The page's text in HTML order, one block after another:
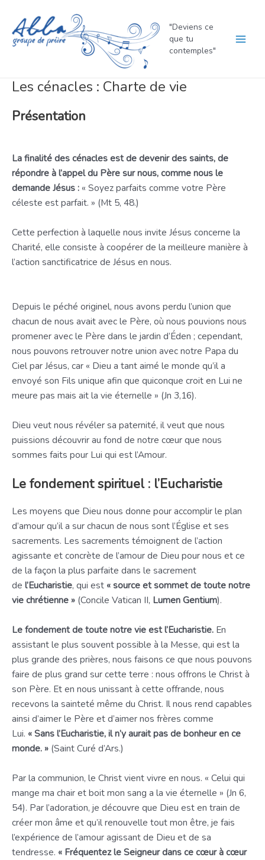
contenu
"Deviens ce
que tu
contemples"
Les cénacles : Charte de vie
Présentation
La finalité des cénacles est de devenir des saints, de
répondre à l’appel du Père sur nous, comme nous le
demande Jésus : « Soyez parfaits comme votre Père
céleste est parfait. » (Mt 5, 48.)
Cette perfection à laquelle nous invite Jésus concerne la
Charité, elle consiste à coopérer de la meilleure manière à
l’action sanctificatrice de Jésus en nous.
Depuis le péché originel, nous avons perdu l’union que
chacun de nous avait avec le Père, où nous pouvions nous
promener avec le Père dans le jardin d’Éden ; cependant,
nous pouvons retrouver notre union avec notre Papa du
Ciel par Jésus, car « Dieu a tant aimé le monde qu’il a
envoyé son Fils unique afin que quiconque croit en Lui ne
meure pas mais ait la vie éternelle » (Jn 3,16).
Dieu veut nous révéler sa paternité, il veut que nous
puissions découvrir au fond de notre cœur que nous
sommes faits pour Lui qui est l’Amour.
Le fondement spirituel : l’Eucharistie
Les moyens que Dieu nous donne pour accomplir le plan
d’amour qu’il a sur chacun de nous sont l’Église et ses
sacrements. Les sacrements témoignent de l’action
agissante et concrète de l’amour de Dieu pour nous et ce
de la façon la plus parfaite dans le sacrement
de l’Eucharistie, qui est « source et sommet de toute notre
vie chrétienne » (Concile Vatican II, Lumen Gentium).
Le fondement de toute notre vie est l’Eucharistie. En
assistant le plus souvent possible à la Messe, qui est la
plus grande des prières, nous faisons ce que nous pouvons
faire de plus grand sur cette terre : nous offrons le Christ à
son Père. Et en nous unissant à cette offrande, nous
recevons la sainteté même du Christ. Il nous rend capables
ainsi d’aimer le Père et d’aimer nos frères comme
Lui. « Sans l’Eucharistie, il n’y aurait pas de bonheur en ce
monde. » (Saint Curé d’Ars.)
Par la communion, le Christ vient vivre en nous. « Celui qui
mange ma chair et boit mon sang a la vie éternelle » (Jn 6,
54). Par l’adoration, je découvre que Dieu est en train de
créer mon âme et qu’il renouvelle tout mon être, je fais
l’expérience de l’amour agissant de Dieu et de sa
tendresse. « Fréquentez le Seigneur dans ce cœur à cœur